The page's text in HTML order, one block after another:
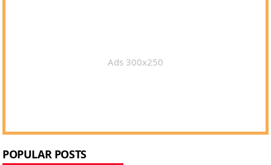
Ads 300x250
POPULAR POSTS